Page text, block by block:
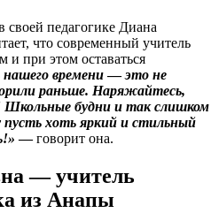
педагогике Диана
что современный учитель
при этом оставаться
времени — это не
раньше. Наряжайтесь,
Школьные будни и так слишком
хоть яркий и стильный
—говорит она.
— учитель
из Анапы